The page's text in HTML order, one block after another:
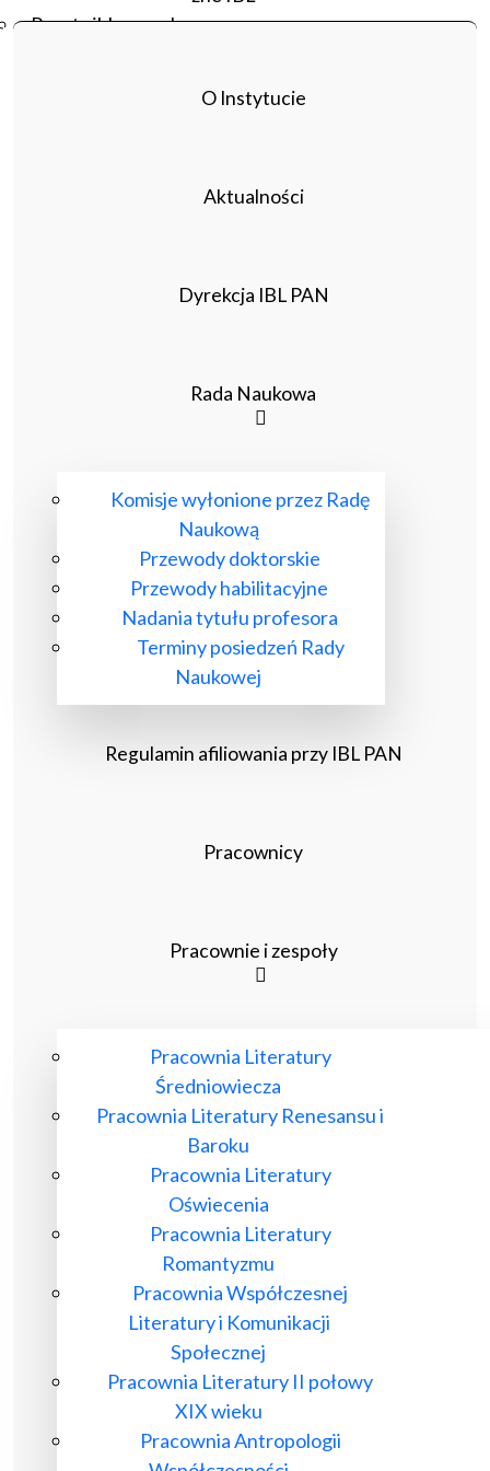
Poczta ibl.waw.pl
O Instytucie
Aktualności
Dyrekcja IBL PAN
Rada Naukowa
Komisje wyłonione przez Radę
Naukową
Przewody doktorskie
Przewody habilitacyjne
Nadania tytułu profesora
Terminy posiedzeń Rady
Naukowej
Regulamin afiliowania przy IBL PAN
Pracownicy
Pracownie i zespoły
Pracownia Literatury
Średniowiecza
Pracownia Literatury Renesansu i
Baroku
Pracownia Literatury
Oświecenia
Pracownia Literatury
Romantyzmu
Pracownia Współczesnej
Literatury i Komunikacji
Społecznej
Pracownia Literatury II połowy
XIX wieku
Pracownia Antropologii